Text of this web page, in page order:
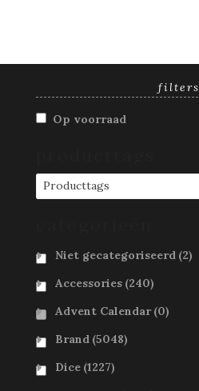
filters
Op voorraad
Producttags
Niet gecategoriseerd (2)
Accessories (240)
Advent Calendar (0)
Brand (5048)
Dice (1227)